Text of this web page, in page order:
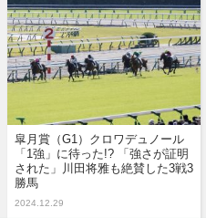
皐月賞（G1）クロワデュノール
「1強」に待った!? 「強さが証明
された」川田将雅も絶賛した3戦3
勝馬
2024.12.29